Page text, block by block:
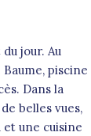
jour. Au
piscine
Dans la
belles vues,
et une cuisine